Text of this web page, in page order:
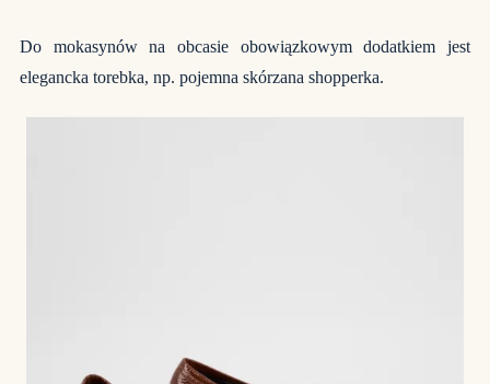
Do mokasynów na obcasie obowiązkowym dodatkiem jest
elegancka torebka, np. pojemna skórzana shopperka.